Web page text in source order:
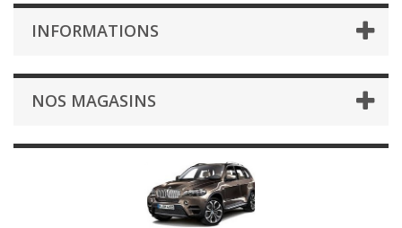
INFORMATIONS
NOS MAGASINS